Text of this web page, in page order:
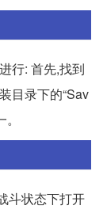
行: 首先,找到
目录下的“Sav
斗状态下打开